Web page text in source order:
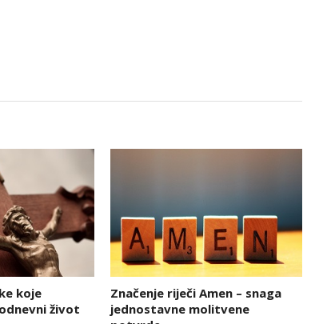
koje
život
Značenje riječi Amen – snaga
jednostavne molitvene